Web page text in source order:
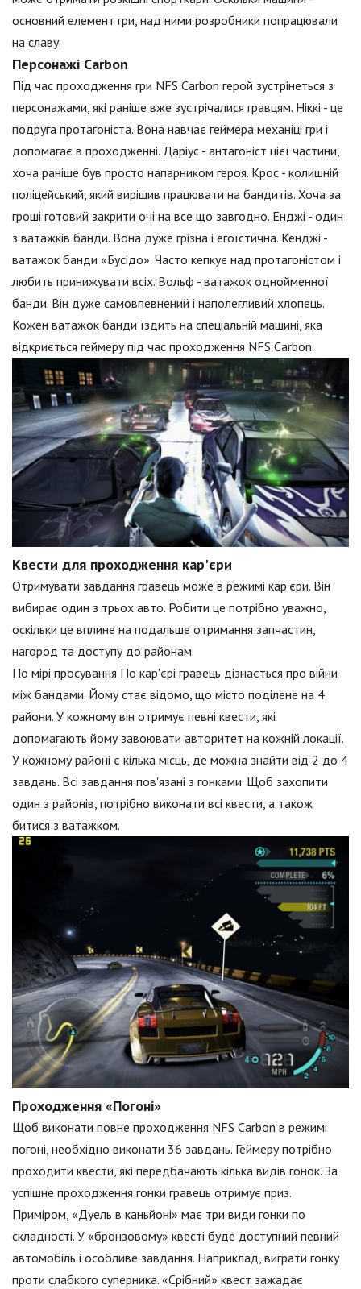
основний елемент гри, над ними розробники попрацювали
на славу.
Персонажі Carbon
Під час проходження гри NFS Carbon герой зустрінеться з
персонажами, які раніше вже зустрічалися гравцям. Ніккі - це
подруга протагоніста. Вона навчає геймера механіці гри і
допомагає в проходженні. Даріус - антагоніст цієї частини,
хоча раніше був просто напарником героя. Крос - колишній
поліцейський, який вирішив працювати на бандитів. Хоча за
гроші готовий закрити очі на все що завгодно. Енджі - один
з ватажків банди. Вона дуже грізна і егоїстична. Кенджі -
ватажок банди «Бусідо». Часто кепкує над протагоністом і
любить принижувати всіх. Вольф - ватажок однойменної
банди. Він дуже самовпевнений і наполегливий хлопець.
Кожен ватажок банди їздить на спеціальній машині, яка
відкриється геймеру під час проходження NFS Carbon.
Квести для проходження кар'єри
Отримувати завдання гравець може в режимі кар'єри. Він
вибирає один з трьох авто. Робити це потрібно уважно,
оскільки це вплине на подальше отримання запчастин,
нагород та доступу до районам.
По мірі просування По кар'єрі гравець дізнається про війни
між бандами. Йому стає відомо, що місто поділене на 4
райони. У кожному він отримує певні квести, які
допомагають йому завоювати авторитет на кожній локації.
У кожному районі є кілька місць, де можна знайти від 2 до 4
завдань. Всі завдання пов'язані з гонками. Щоб захопити
один з районів, потрібно виконати всі квести, а також
битися з ватажком.
Проходження «Погоні»
Щоб виконати повне проходження NFS Carbon в режимі
погоні, необхідно виконати 36 завдань. Геймеру потрібно
проходити квести, які передбачають кілька видів гонок. За
успішне проходження гонки гравець отримує приз.
Приміром, «Дуель в каньйоні» має три види гонки по
складності. У «бронзовому» квесті буде доступний певний
автомобіль і особливе завдання. Наприклад, виграти гонку
проти слабкого суперника. «Срібний» квест зажадає